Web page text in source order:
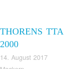
THORENS TTA
2000
14. August 2017